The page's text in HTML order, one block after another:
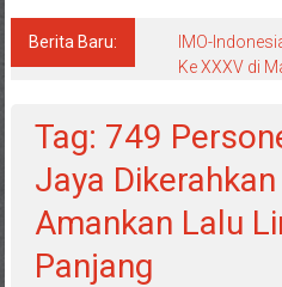
Aktual
Tuntas.
Berita Baru:
IMO-
Ke XXXV di
Tag: 749
Jaya
Amankan Lalu
Panjang